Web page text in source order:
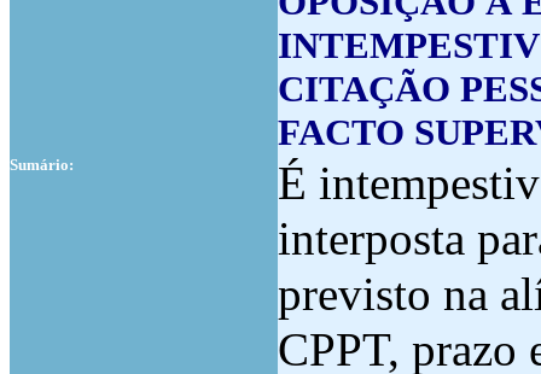
CITAÇÃO
FACTO
Sumário:
É
interposta
previsto na
CPPT, prazo